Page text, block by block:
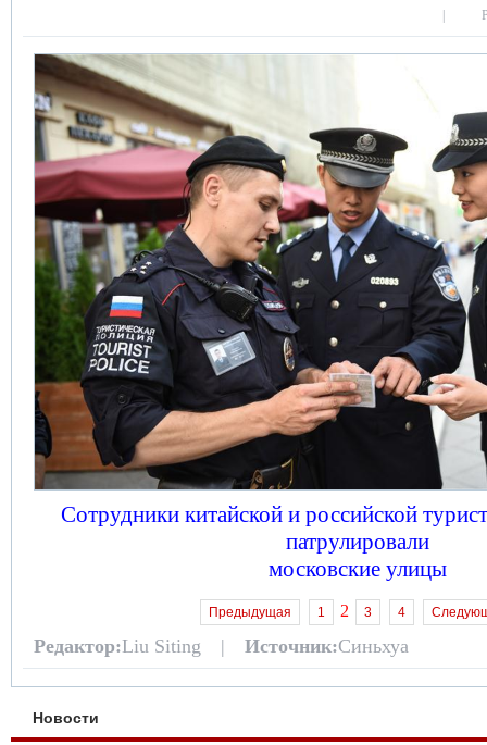
Сотрудники китайской и российской
патрулировали
московские улицы
Предыдущая 1 2 3 4
Редактор:Liu Siting | Источник:Синьхуа
Новости